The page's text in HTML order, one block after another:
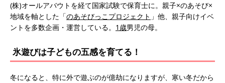
(株)オールアバウトを経て国家試験で保育士に。親子×のあそび×
地域を軸とした「のあそびっこプロジェクト 」他、親子向けイベ
ントを多数企画・運営している。 1歳男児の母。
氷遊びは子どもの五感を育てる！
冬になると、特に外で遊ぶのが億劫になりますが、寒い冬だから